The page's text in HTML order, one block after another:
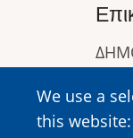
We use a
this
Τηλ: